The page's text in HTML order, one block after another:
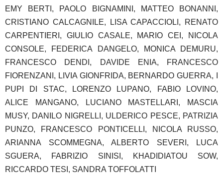
EMY BERTI, PAOLO BIGNAMINI, MATTEO BONANNI,
CRISTIANO CALCAGNILE, LISA CAPACCIOLI, RENATO
CARPENTIERI, GIULIO CASALE, MARIO CEI, NICOLA
CONSOLE, FEDERICA DANGELO, MONICA DEMURU,
FRANCESCO DENDI, DAVIDE ENIA, FRANCESCO
FIORENZANI, LIVIA GIONFRIDA, BERNARDO GUERRA, I
PUPI DI STAC, LORENZO LUPANO, FABIO LOVINO,
ALICE MANGANO, LUCIANO MASTELLARI, MASCIA
MUSY, DANILO NIGRELLI, ULDERICO PESCE, PATRIZIA
PUNZO,
FRANCESCO PONTICELLI, NICOLA RUSSO,
ARIANNA SCOMMEGNA, ALBERTO SEVERI, LUCA
SGUERA, FABRIZIO SINISI, KHADIDIATOU SOW,
RICCARDO TESI, SANDRA TOFFOLATTI